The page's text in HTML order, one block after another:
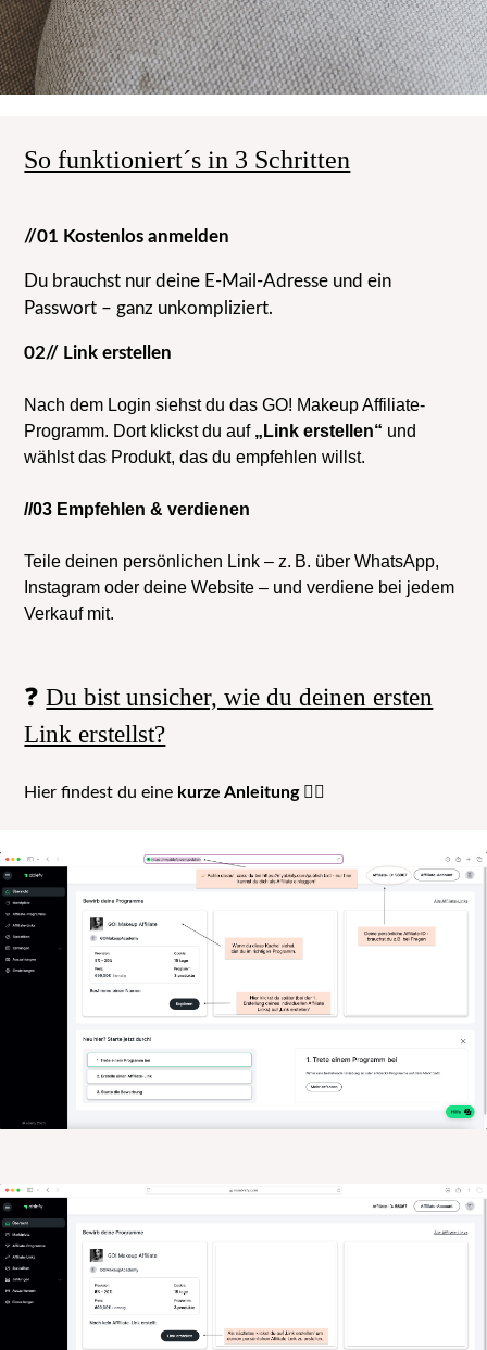
So funktioniert´s in 3 Schritten
//01 Kostenlos anmelden
Du brauchst nur deine E-Mail-Adresse und ein
Passwort – ganz unkompliziert.
02// Link erstellen
Nach dem Login siehst du das GO! Makeup Affiliate-
Programm. Dort klickst du auf „Link erstellen“ und
wählst das Produkt, das du empfehlen willst.
//03 Empfehlen & verdienen
Teile deinen persönlichen Link – z. B. über WhatsApp,
Instagram oder deine Website – und verdiene bei jedem
Verkauf mit.
❓Du bist unsicher, wie du deinen ersten
Link erstellst?
Hier findest du eine kurze Anleitung 👇🏻